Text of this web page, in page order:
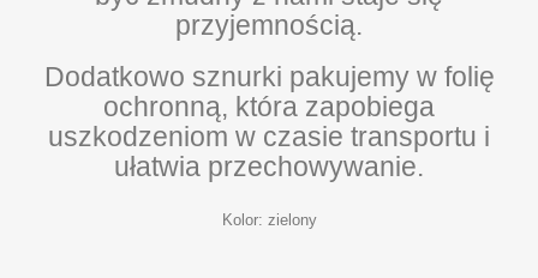
przyjemnością.
Dodatkowo sznurki pakujemy w folię
ochronną, która zapobiega
uszkodzeniom w czasie transportu i
ułatwia przechowywanie.
Kolor: zielony